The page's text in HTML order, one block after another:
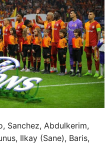
Sanchez, Abdulkerim,
Ilkay (Sane), Baris,